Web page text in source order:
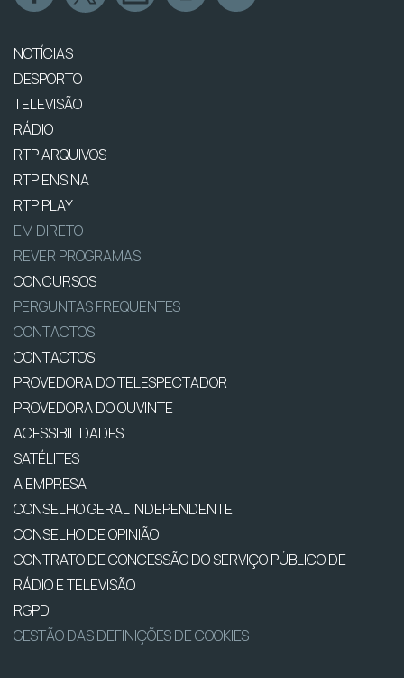
NOTÍCIAS
DESPORTO
TELEVISÃO
RÁDIO
RTP ARQUIVOS
RTP ENSINA
RTP PLAY
EM DIRETO
REVER PROGRAMAS
CONCURSOS
PERGUNTAS FREQUENTES
CONTACTOS
CONTACTOS
PROVEDORA DO TELESPECTADOR
PROVEDORA DO OUVINTE
ACESSIBILIDADES
SATÉLITES
A EMPRESA
CONSELHO GERAL INDEPENDENTE
CONSELHO DE OPINIÃO
CONTRATO DE CONCESSÃO DO SERVIÇO PÚBLICO DE
RÁDIO E TELEVISÃO
RGPD
GESTÃO DAS DEFINIÇÕES DE COOKIES